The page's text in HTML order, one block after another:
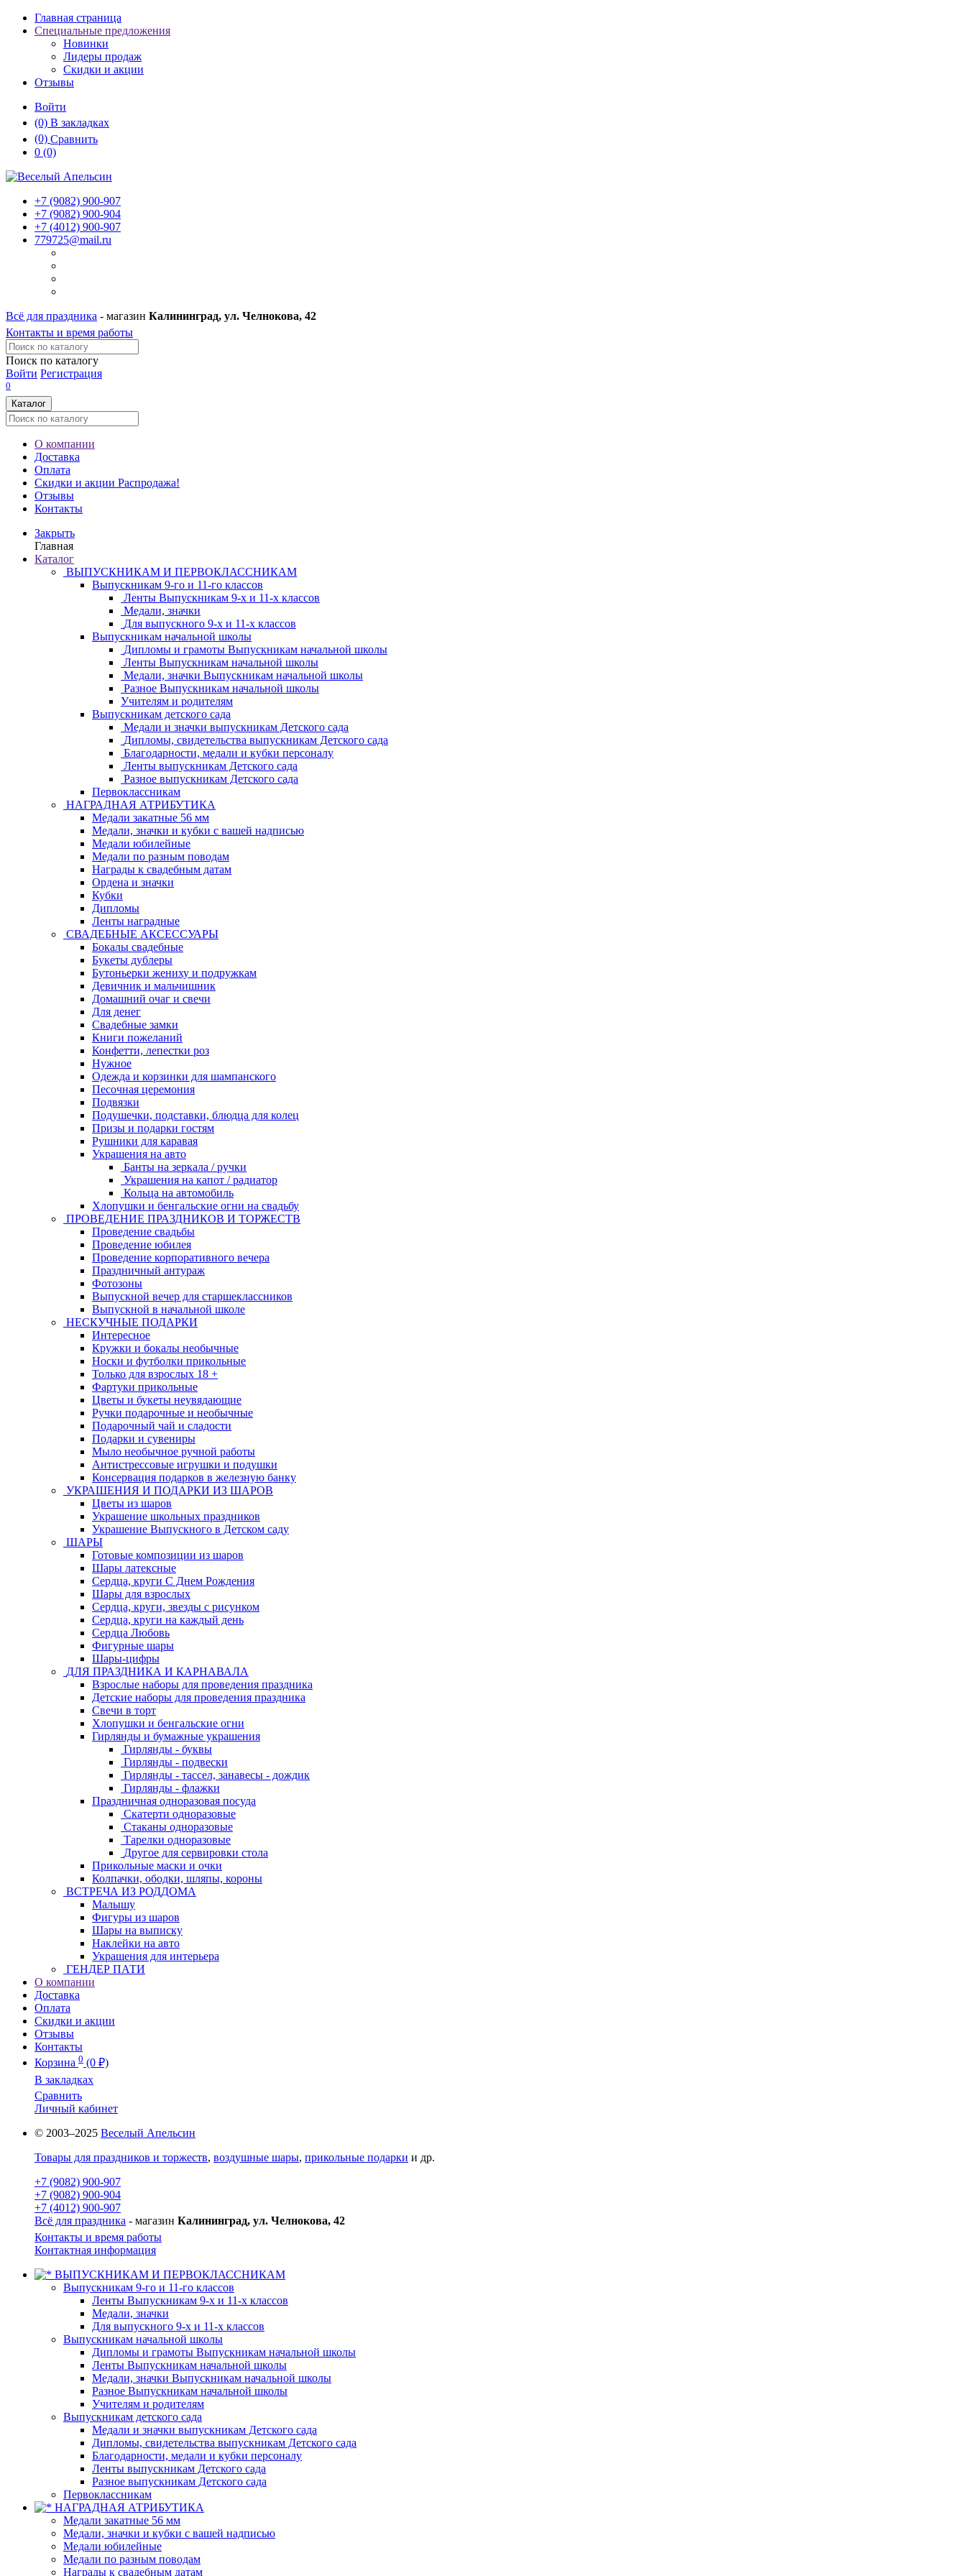
Главная страница
Специальные предложения
Новинки
Лидеры продаж
Скидки и акции
Отзывы
Войти
(0) В закладках
(0) Сравнить
0 (0)
+7 (9082) 900-907
+7 (9082) 900-904
+7 (4012) 900-907
779725@mail.ru
Всё для праздника - магазин Калининград, ул. Челнокова, 42
Контакты и время работы
Поиск по каталогу
Войти Регистрация
0
Каталог
О компании
Доставка
Оплата
Скидки и акции Распродажа!
Отзывы
Контакты
Закрыть
Главная
Каталог
ВЫПУСКНИКАМ И ПЕРВОКЛАССНИКАМ
Выпускникам 9-го и 11-го классов
Ленты Выпускникам 9-х и 11-х классов
Медали, значки
Для выпускного 9-х и 11-х классов
Выпускникам начальной школы
Дипломы и грамоты Выпускникам начальной школы
Ленты Выпускникам начальной школы
Медали, значки Выпускникам начальной школы
Разное Выпускникам начальной школы
Учителям и родителям
Выпускникам детского сада
Медали и значки выпускникам Детского сада
Дипломы, свидетельства выпускникам Детского сада
Благодарности, медали и кубки персоналу
Ленты выпускникам Детского сада
Разное выпускникам Детского сада
Первоклассникам
НАГРАДНАЯ АТРИБУТИКА
Медали закатные 56 мм
Медали, значки и кубки с вашей надписью
Медали юбилейные
Медали по разным поводам
Награды к свадебным датам
Ордена и значки
Кубки
Дипломы
Ленты наградные
СВАДЕБНЫЕ АКСЕССУАРЫ
Бокалы свадебные
Букеты дублеры
Бутоньерки жениху и подружкам
Девичник и мальчишник
Домашний очаг и свечи
Для денег
Свадебные замки
Книги пожеланий
Конфетти, лепестки роз
Нужное
Одежда и корзинки для шампанского
Песочная церемония
Подвязки
Подушечки, подставки, блюдца для колец
Призы и подарки гостям
Рушники для каравая
Украшения на авто
Банты на зеркала / ручки
Украшения на капот / радиатор
Кольца на автомобиль
Хлопушки и бенгальские огни на свадьбу
ПРОВЕДЕНИЕ ПРАЗДНИКОВ И ТОРЖЕСТВ
Проведение свадьбы
Проведение юбилея
Проведение корпоративного вечера
Праздничный антураж
Фотозоны
Выпускной вечер для старшеклассников
Выпускной в начальной школе
НЕСКУЧНЫЕ ПОДАРКИ
Интересное
Кружки и бокалы необычные
Носки и футболки прикольные
Только для взрослых 18 +
Фартуки прикольные
Цветы и букеты неувядающие
Ручки подарочные и необычные
Подарочный чай и сладости
Подарки и сувениры
Мыло необычное ручной работы
Антистрессовые игрушки и подушки
Консервация подарков в железную банку
УКРАШЕНИЯ И ПОДАРКИ ИЗ ШАРОВ
Цветы из шаров
Украшение школьных праздников
Украшение Выпускного в Детском саду
ШАРЫ
Готовые композиции из шаров
Шары латексные
Сердца, круги С Днем Рождения
Шары для взрослых
Сердца, круги, звезды с рисунком
Сердца, круги на каждый день
Сердца Любовь
Фигурные шары
Шары-цифры
ДЛЯ ПРАЗДНИКА И КАРНАВАЛА
Взрослые наборы для проведения праздника
Детские наборы для проведения праздника
Свечи в торт
Хлопушки и бенгальские огни
Гирлянды и бумажные украшения
Гирлянды - буквы
Гирлянды - подвески
Гирлянды - тассел, занавесы - дождик
Гирлянды - флажки
Праздничная одноразовая посуда
Скатерти одноразовые
Стаканы одноразовые
Тарелки одноразовые
Другое для сервировки стола
Прикольные маски и очки
Колпачки, ободки, шляпы, короны
ВСТРЕЧА ИЗ РОДДОМА
Малышу
Фигуры из шаров
Шары на выписку
Наклейки на авто
Украшения для интерьера
ГЕНДЕР ПАТИ
О компании
Доставка
Оплата
Скидки и акции
Отзывы
Контакты
Корзина 0 (0 ₽)
В закладках
Сравнить
Личный кабинет
© 2003–2025 Веселый Апельсин
Товары для праздников и торжеств, воздушные шары, прикольные подарки и др.
+7 (9082) 900-907
+7 (9082) 900-904
+7 (4012) 900-907
Всё для праздника - магазин Калининград, ул. Челнокова, 42
Контакты и время работы
Контактная информация
ВЫПУСКНИКАМ И ПЕРВОКЛАССНИКАМ
Выпускникам 9-го и 11-го классов
Ленты Выпускникам 9-х и 11-х классов
Медали, значки
Для выпускного 9-х и 11-х классов
Выпускникам начальной школы
Дипломы и грамоты Выпускникам начальной школы
Ленты Выпускникам начальной школы
Медали, значки Выпускникам начальной школы
Разное Выпускникам начальной школы
Учителям и родителям
Выпускникам детского сада
Медали и значки выпускникам Детского сада
Дипломы, свидетельства выпускникам Детского сада
Благодарности, медали и кубки персоналу
Ленты выпускникам Детского сада
Разное выпускникам Детского сада
Первоклассникам
НАГРАДНАЯ АТРИБУТИКА
Медали закатные 56 мм
Медали, значки и кубки с вашей надписью
Медали юбилейные
Медали по разным поводам
Награды к свадебным датам